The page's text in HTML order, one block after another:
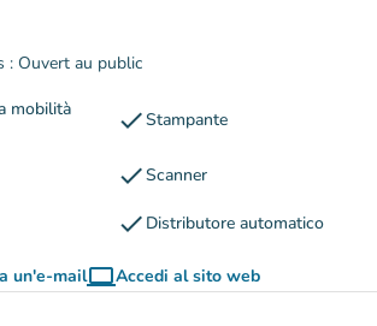
: Ouvert au public
mobilità
checkStampante
checkScanner
check Distributore automatico
un'e-mailcomputerAccedi al sito web
(nuova scheda)